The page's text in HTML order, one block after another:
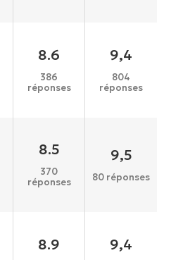
8.6
386
réponses
9,4
804
réponses
8.5
370
réponses
9,5
80 réponses
8.9 9,4